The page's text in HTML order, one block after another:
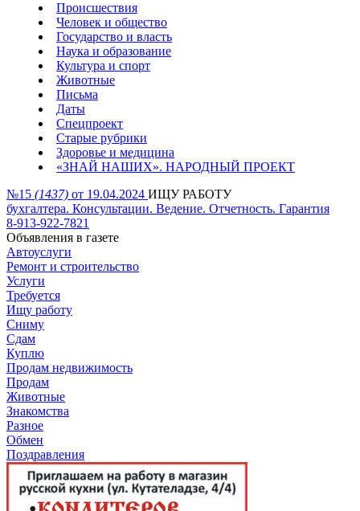
Происшествия
Человек и общество
Государство и власть
Наука и образование
Культура и спорт
Животные
Письма
Даты
Спецпроект
Старые рубрики
Здоровье и медицина
«ЗНАЙ НАШИХ». НАРОДНЫЙ ПРОЕКТ
№15 (1437) от 19.04.2024 ИЩУ РАБОТУ
бухгалтера. Консультации. Ведение. Отчетность. Гарантия
8-913-922-7821
Объявления в газете
Автоуслуги
Ремонт и строительство
Услуги
Требуется
Ищу работу
Сниму
Сдам
Куплю
Продам недвижимость
Продам
Животные
Знакомства
Разное
Обмен
Поздравления